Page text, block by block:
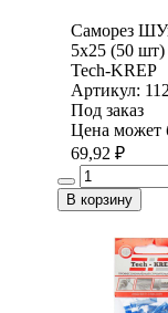
Саморез
5х25 (50 шт)
Tech-KREP
Артикул:
Под заказ
Цена может
69,92 ₽
В корзину